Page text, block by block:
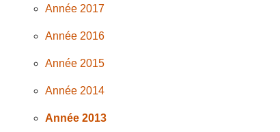
Année 2017
Année 2016
Année 2015
Année 2014
Année 2013